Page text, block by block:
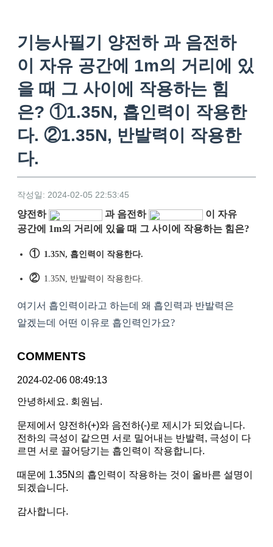
기능사필기 양전하 과 음전하
이 자유 공간에 1m의 거리에 있
을 때 그 사이에 작용하는 힘
은? ①1.35N, 흡인력이 작용한
다. ②1.35N, 반발력이 작용한
다.
작성일: 2024-02-05 22:53:45
양전하 과 음전하
이 자유
공간에 1m의 거리에 있을 때 그 사이에 작용하는 힘은?
① 1.35N, 흡인력이 작용한다.
② 1.35N, 반발력이 작용한다.
여기서 흡인력이라고 하는데 왜 흡인력과 반발력은
알겠는데 어떤 이유로 흡인력인가요?
COMMENTS
2024-02-06 08:49:13
안녕하세요. 회원님.
문제에서 양전하(+)와 음전하(-)로 제시가 되었습니다.
전하의 극성이 같으면 서로 밀어내는 반발력, 극성이 다
르면 서로 끌어당기는 흡인력이 작용합니다.
때문에 1.35N의 흡인력이 작용하는 것이 올바른 설명이
되겠습니다.
감사합니다.